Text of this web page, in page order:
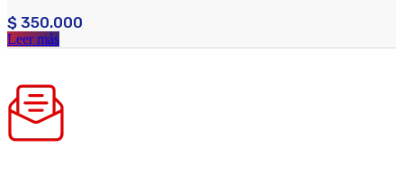
$ 350.000
Leer más